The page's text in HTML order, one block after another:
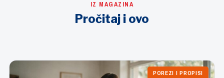
IZ MAGAZINA
Pročitaj i ovo
POREZI I PROPISI